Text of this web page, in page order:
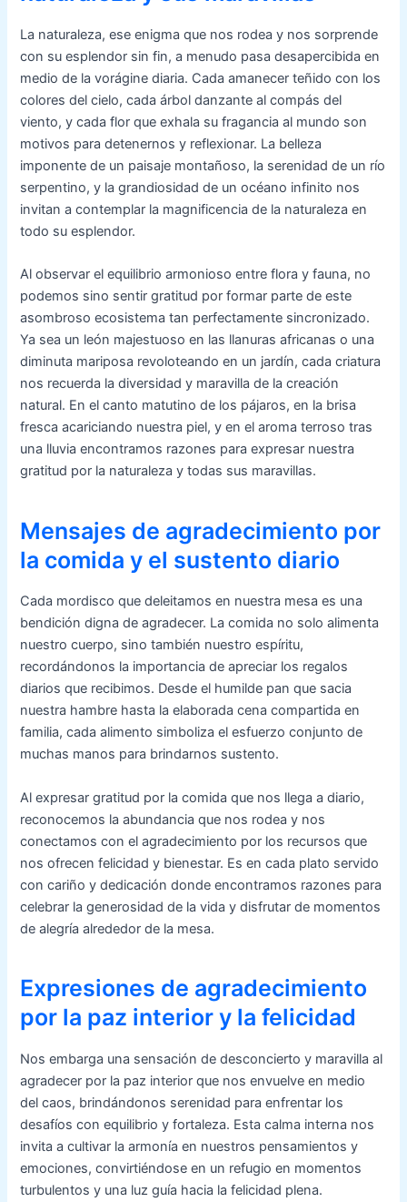
La naturaleza, ese enigma que nos rodea y nos sorprende
con su esplendor sin fin, a menudo pasa desapercibida en
medio de la vorágine diaria. Cada amanecer teñido con los
colores del cielo, cada árbol danzante al compás del
viento, y cada flor que exhala su fragancia al mundo son
motivos para detenernos y reflexionar. La belleza
imponente de un paisaje montañoso, la serenidad de un río
serpentino, y la grandiosidad de un océano infinito nos
invitan a contemplar la magnificencia de la naturaleza en
todo su esplendor.
Al observar el equilibrio armonioso entre flora y fauna, no
podemos sino sentir gratitud por formar parte de este
asombroso ecosistema tan perfectamente sincronizado.
Ya sea un león majestuoso en las llanuras africanas o una
diminuta mariposa revoloteando en un jardín, cada criatura
nos recuerda la diversidad y maravilla de la creación
natural. En el canto matutino de los pájaros, en la brisa
fresca acariciando nuestra piel, y en el aroma terroso tras
una lluvia encontramos razones para expresar nuestra
gratitud por la naturaleza y todas sus maravillas.
Mensajes de agradecimiento por
la comida y el sustento diario
Cada mordisco que deleitamos en nuestra mesa es una
bendición digna de agradecer. La comida no solo alimenta
nuestro cuerpo, sino también nuestro espíritu,
recordándonos la importancia de apreciar los regalos
diarios que recibimos. Desde el humilde pan que sacia
nuestra hambre hasta la elaborada cena compartida en
familia, cada alimento simboliza el esfuerzo conjunto de
muchas manos para brindarnos sustento.
Al expresar gratitud por la comida que nos llega a diario,
reconocemos la abundancia que nos rodea y nos
conectamos con el agradecimiento por los recursos que
nos ofrecen felicidad y bienestar. Es en cada plato servido
con cariño y dedicación donde encontramos razones para
celebrar la generosidad de la vida y disfrutar de momentos
de alegría alrededor de la mesa.
Expresiones de agradecimiento
por la paz interior y la felicidad
Nos embarga una sensación de desconcierto y maravilla al
agradecer por la paz interior que nos envuelve en medio
del caos, brindándonos serenidad para enfrentar los
desafíos con equilibrio y fortaleza. Esta calma interna nos
invita a cultivar la armonía en nuestros pensamientos y
emociones, convirtiéndose en un refugio en momentos
turbulentos y una luz guía hacia la felicidad plena.